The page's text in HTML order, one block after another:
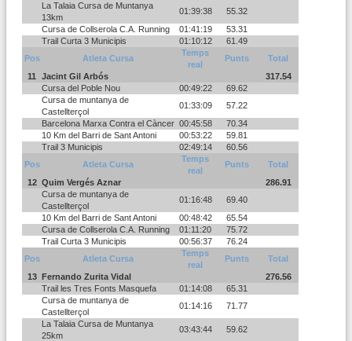
La Talaia Cursa de Muntanya
13km
01:39:38
55.32
Cursa de Collserola C.A. Running
01:41:19
53.31
Trail Curta 3 Municipis
01:10:12
61.49
Pos
Atleta Cursa
Temps
real
Punts
Total
11
Jacint Gil Arbós
317.54
Cursa del Poble Nou
00:49:22
69.62
Cursa de muntanya de
Castellterçol
01:33:09
57.22
Barcelona Marxa Contra el Càncer 00:45:58
70.34
10 Km del Barri de Sant Antoni
00:53:22
59.81
Trail 3 Municipis
02:49:14
60.56
Pos
Atleta Cursa
Temps
real
Punts
Total
12 Quim Vergés Aznar
286.91
Cursa de muntanya de
Castellterçol
01:16:48
69.40
10 Km del Barri de Sant Antoni
00:48:42
65.54
Cursa de Collserola C.A. Running
01:11:20
75.72
Trail Curta 3 Municipis
00:56:37
76.24
Pos
Atleta Cursa
Temps
real
Punts
Total
13 Fernando Zurita Vidal
276.56
Trail les Tres Fonts Masquefa
01:14:08
65.31
Cursa de muntanya de
Castellterçol
01:14:16
71.77
La Talaia Cursa de Muntanya
25km
03:43:44
59.62